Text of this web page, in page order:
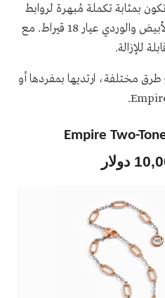
بمثابة تكملة مُبهرة لروابط
السلسلة المصنوعة من الذهب الأبيض والوردي عيار 18 قيراط. مع
للإزالة.
طرق مختلفة، ارتديها بمفردها أو
Empire Two-